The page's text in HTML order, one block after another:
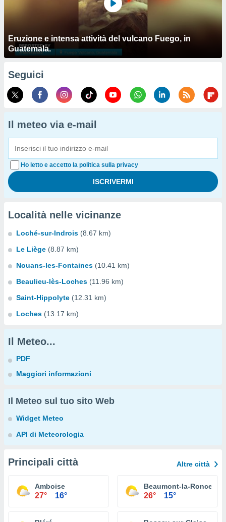
Eruzione e intensa attività del vulcano Fuego, in
Guatemala.
Seguici
Il meteo via e-mail
Ho letto e accetto la politica sulla privacy
Località nelle vicinanze
Loché-sur-Indrois (8.67 km)
Le Liège (8.87 km)
Nouans-les-Fontaines (10.41 km)
Beaulieu-lès-Loches (11.96 km)
Saint-Hippolyte (12.31 km)
Loches (13.17 km)
Il Meteo...
PDF
Maggiori informazioni
Il Meteo sul tuo sito Web
Widget Meteo
API di Meteorologia
Principali città Altre città
Amboise
27° 16°
Beaumont-la-Ronce
26° 15°